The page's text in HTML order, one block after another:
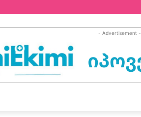
- Advertisement -